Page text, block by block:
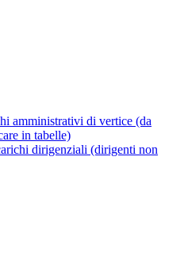
amministrativi di vertice (da
in tabelle)
dirigenziali (dirigenti non